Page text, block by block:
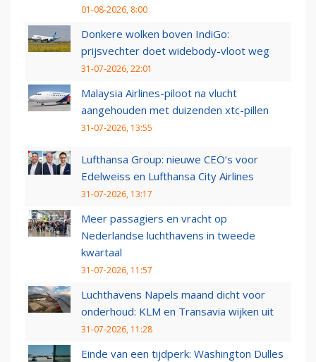
01-08-2026, 8:00
Donkere wolken boven IndiGo:
prijsvechter doet widebody-vloot weg
31-07-2026, 22:01
Malaysia Airlines-piloot na vlucht
aangehouden met duizenden xtc-pillen
31-07-2026, 13:55
Lufthansa Group: nieuwe CEO’s voor
Edelweiss en Lufthansa City Airlines
31-07-2026, 13:17
Meer passagiers en vracht op
Nederlandse luchthavens in tweede
kwartaal
31-07-2026, 11:57
Luchthavens Napels maand dicht voor
onderhoud: KLM en Transavia wijken uit
31-07-2026, 11:28
Einde van een tijdperk: Washington Dulles